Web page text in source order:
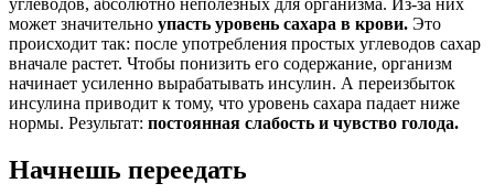
углеводов, абсолютно неполезных для организма. Из-за них
может значительно упасть уровень сахара в крови. Это
происходит так: после употребления простых углеводов сахар
вначале растет. Чтобы понизить его содержание, организм
начинает усиленно вырабатывать инсулин. А переизбыток
инсулина приводит к тому, что уровень сахара падает ниже
нормы. Результат: постоянная слабость и чувство голода.
Начнешь переедать